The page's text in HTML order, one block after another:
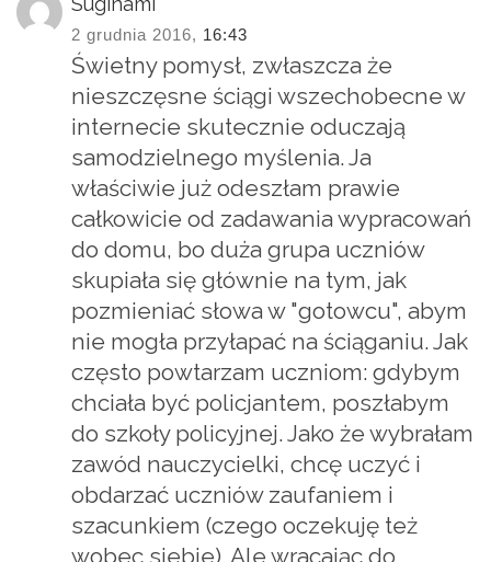
2 grudnia 2016, 16:43
Świetny pomysł, zwłaszcza że
nieszczęsne ściągi wszechobecne w
internecie skutecznie oduczają
samodzielnego myślenia. Ja
właściwie już odeszłam prawie
całkowicie od zadawania wypracowań
do domu, bo duża grupa uczniów
skupiała się głównie na tym, jak
pozmieniać słowa w "gotowcu", abym
nie mogła przyłapać na ściąganiu. Jak
często powtarzam uczniom: gdybym
chciała być policjantem, poszłabym
do szkoły policyjnej. Jako że wybrałam
zawód nauczycielki, chcę uczyć i
obdarzać uczniów zaufaniem i
szacunkiem (czego oczekuję też
wobec siebie). Ale wracając do